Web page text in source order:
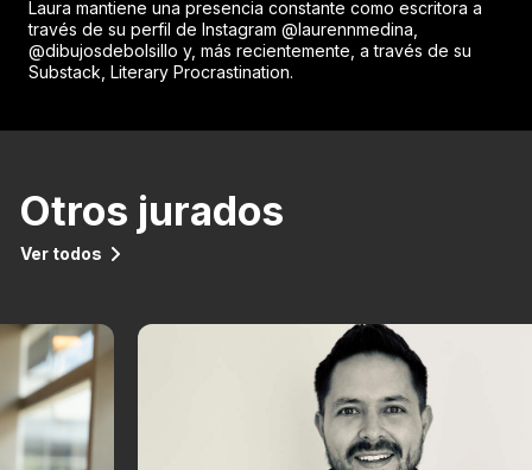
Laura mantiene una presencia constante como escritora a
través de su perfil de Instagram @laurennmedina,
@dibujosdebolsillo y, más recientemente, a través de su
Substack, Literary Procrastination.
Otros jurados
Ver todos